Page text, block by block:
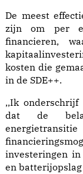
De meest
zijn om per
financieren,
kosten die
in de SDE++.
,,Ik onderschrijf
dat de
investeringen
en batterijopslag